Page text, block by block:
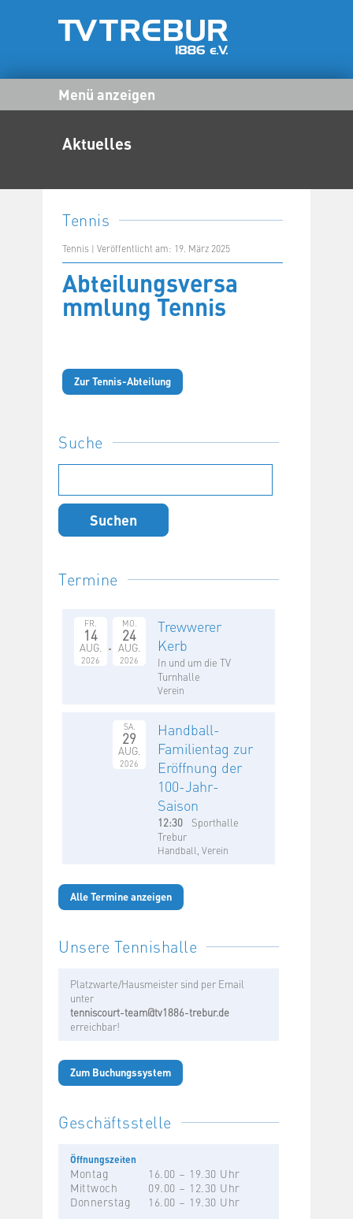
Menü anzeigen
Aktuelles
Tennis
Tennis | Veröffentlicht am: 19. März 2025
Abteilungsversa
mmlung Tennis
Zur Tennis-Abteilung
Suche
nach:
Termine
FR.
14
AUG.
2026
MO.
24
AUG.
2026
Trewwerer
Kerb
In und um die TV
Turnhalle
Verein
SA.
29
AUG.
2026
Handball-
Familientag zur
Eröffnung der
100-Jahr-
Saison
12:30
Sporthalle
Trebur
Handball, Verein
Alle Termine anzeigen
Unsere Tennishalle
Platzwarte/Hausmeister sind per Email
unter
tenniscourt-team@tv1886-trebur.de
erreichbar!
Zum Buchungssystem
Geschäftsstelle
Öffnungszeiten
Montag
16.00 – 19.30 Uhr
Mittwoch
09.00 – 12.30 Uhr
Donnerstag
16.00 – 19.30 Uhr